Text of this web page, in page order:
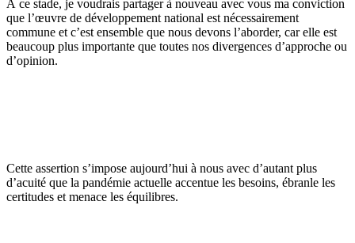
À ce stade, je voudrais partager à nouveau avec vous ma conviction
que l’œuvre de développement national est nécessairement
commune et c’est ensemble que nous devons l’aborder, car elle est
beaucoup plus importante que toutes nos divergences d’approche ou
d’opinion.
Cette assertion s’impose aujourd’hui à nous avec d’autant plus
d’acuité que la pandémie actuelle accentue les besoins, ébranle les
certitudes et menace les équilibres.